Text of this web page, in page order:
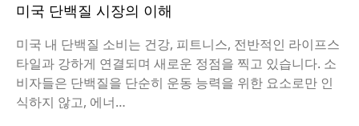
미국 단백질 시장의 이해
미국 내 단백질 소비는 건강, 피트니스, 전반적인 라이프스
타일과 강하게 연결되며 새로운 정점을 찍고 있습니다. 소
비자들은 단백질을 단순히 운동 능력을 위한 요소로만 인
식하지 않고, 에너…